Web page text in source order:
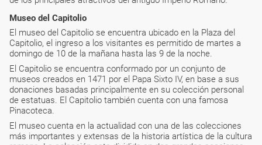
Museo del Capitolio
El museo del Capitolio se encuentra ubicado en la Plaza del
Capitolio, el ingreso a los visitantes es permitido de martes a
domingo de 10 de la mañana hasta las 9 de la noche.
El Capitolio se encuentra conformado por un conjunto de
museos creados en 1471 por el Papa Sixto IV, en base a sus
donaciones basadas principalmente en su colección personal
de estatuas. El Capitolio también cuenta con una famosa
Pinacoteca.
El museo cuenta en la actualidad con una de las colecciones
más importantes y extensas de la historia artística de la cultura